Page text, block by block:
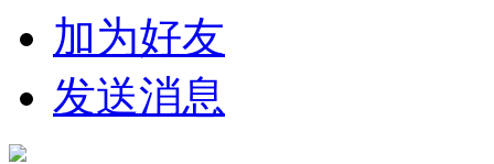
加为好友
发送消息